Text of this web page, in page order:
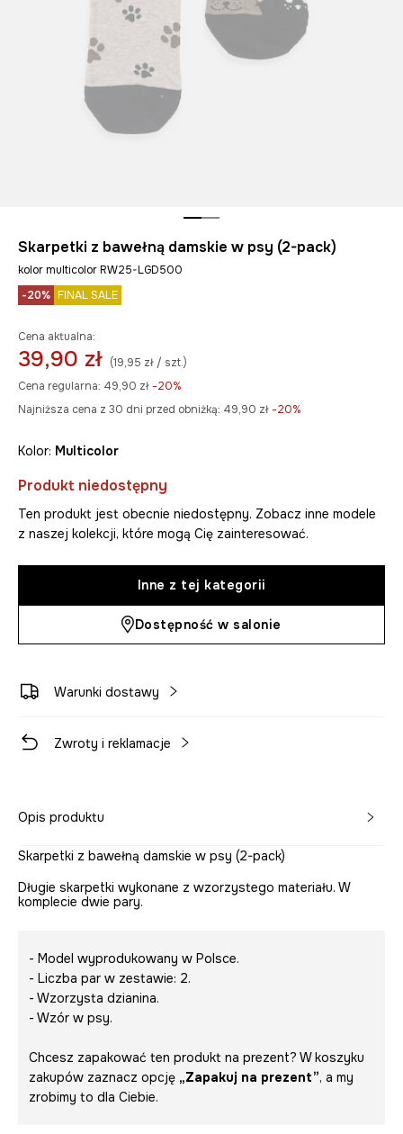
Skarpetki z bawełną damskie w psy (2-pack)
kolor multicolor RW25-LGD500
-20% FINAL SALE
Cena aktualna:
39,90 zł (19,95 zł / szt.)
Cena regularna: 49,90 zł -20%
Najniższa cena z 30 dni przed obniżką: 49,90 zł -20%
Kolor: multicolor
Produkt niedostępny
Ten produkt jest obecnie niedostępny. Zobacz inne modele
z naszej kolekcji, które mogą Cię zainteresować.
Inne z tej kategorii
Dostępność w salonie
Warunki dostawy
Zwroty i reklamacje
Opis produktu
Skarpetki z bawełną damskie w psy (2-pack)
Długie skarpetki wykonane z wzorzystego materiału. W
komplecie dwie pary.
- Model wyprodukowany w Polsce.
- Liczba par w zestawie: 2.
- Wzorzysta dzianina.
- Wzór w psy.
Chcesz zapakować ten produkt na prezent? W koszyku
zakupów zaznacz opcję „Zapakuj na prezent”, a my
zrobimy to dla Ciebie.